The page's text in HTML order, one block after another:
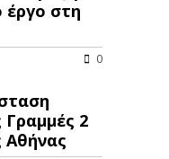
έργο στη
0
Γραμμές 2
Αθήνας